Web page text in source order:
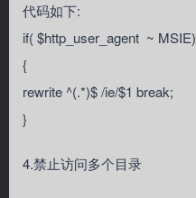
代码如下:
if( $http_user_agent ~ MSIE)
{
rewrite ^(.*)$ /ie/$1 break;
}
4.禁止访问多个目录